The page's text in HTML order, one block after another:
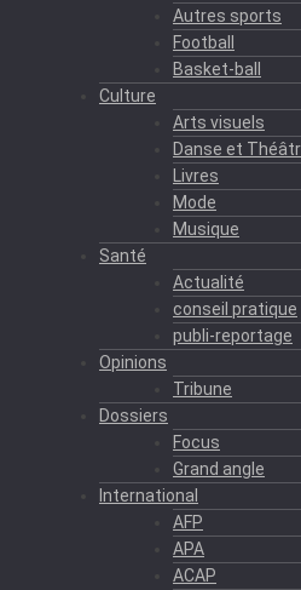
Autres sports
Football
Basket-ball
Culture
Arts visuels
Danse et
Livres
Mode
Musique
Santé
Actualité
conseil pratique
publi-reportage
Opinions
Tribune
Dossiers
Focus
Grand angle
International
AFP
APA
ACAP